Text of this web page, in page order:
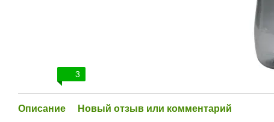
3
Описание Новый отзыв или комментарий